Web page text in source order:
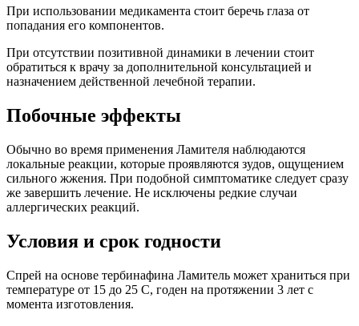
При использовании медикамента стоит беречь глаза от
попадания его компонентов.
При отсутствии позитивной динамики в лечении стоит
обратиться к врачу за дополнительной консультацией и
назначением действенной лечебной терапии.
Побочные эффекты
Обычно во время применения Ламителя наблюдаются
локальные реакции, которые проявляются зудов, ощущением
сильного жжения. При подобной симптоматике следует сразу
же завершить лечение. Не исключены редкие случаи
аллергических реакций.
Условия и срок годности
Спрей на основе тербинафина Ламитель может храниться при
температуре от 15 до 25 С, годен на протяжении 3 лет с
момента изготовления.